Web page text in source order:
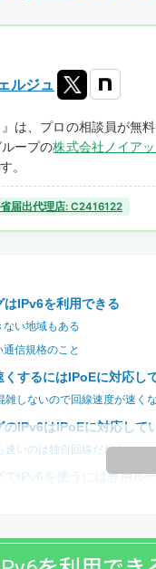
ルジュ
』は、プロの相談員が
ープの株式会社ノイアッ
。
届出代理店: C2416122
はIPv6を利用できる
ない地域もある
通信規格のこと
くするにはIPoEに対応し
雑しないので回線速度が速く
のIPv6はIPoEに対応して
速いのは独自回線だから
でIPv6を使うには専用ル